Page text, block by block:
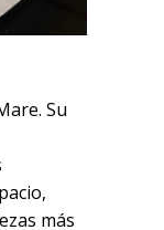
Su
más